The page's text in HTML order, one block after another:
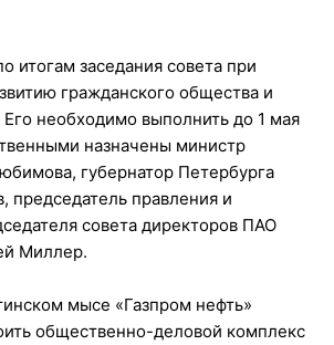
итогам заседания совета при
гражданского общества и
необходимо выполнить до 1 мая
назначены министр
губернатор Петербурга
председатель правления и
совета директоров ПАО
Миллер.
мысе «Газпром нефть»
общественно-деловой комплекс